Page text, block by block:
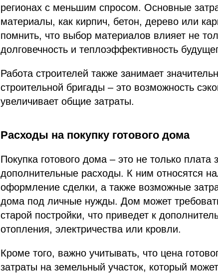
регионах с меньшим спросом. Основные
материалы, как кирпич, бетон, дерево или
помнить, что выбор материалов влияет не
долговечность и теплоэффективность
Работа строителей также занимает
строительной бригады – это возможность
увеличивает общие затраты.
Расходы на покупку готового дома
Покупка готового дома – это не только
дополнительные расходы. К ним относятся
оформление сделки, а также возможные
дома под личные нужды. Дом может
старой постройки, что приведет к
отопления, электричества или кровли.
Кроме того, важно учитывать, что цена
затраты на земельный участок, который